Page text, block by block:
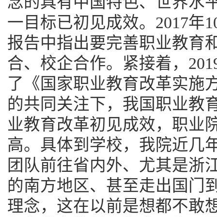
一目标已初见成效。2017年
报告中指出要完善职业教育
合、校企合作。紧接着，
了《国家职业教育改革实施
的共同关注下，我国职业教
业教育改革初见成效，职业
高。具体到学校，我院近几
团队前往省内外、尤其是浙
的南方地区、甚至走出国门
理念，这在以前是想都不敢